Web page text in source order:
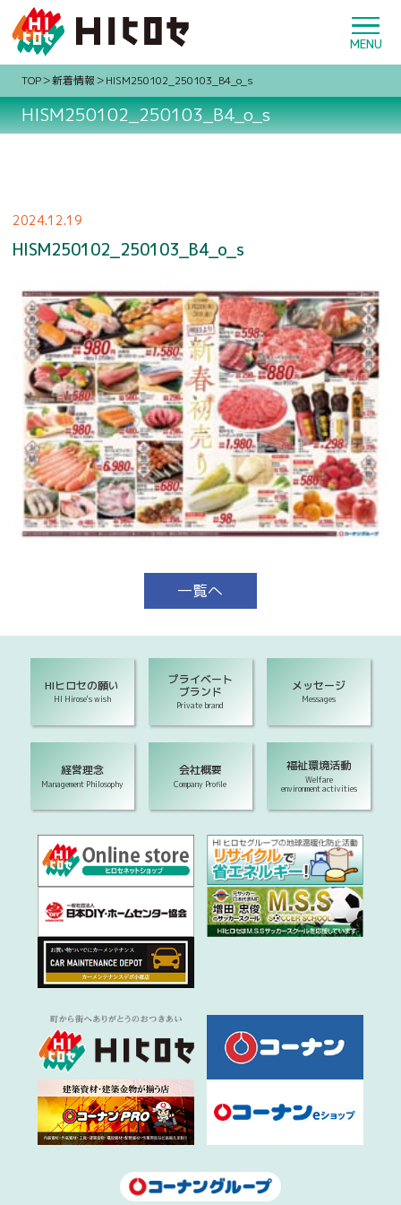
TOP 新着情報 HISM250102_250103_B4_o_s
HISM250102_250103_B4_o_s
2024.12.19
HISM250102_250103_B4_o_s
一覧へ
HIヒロセの願い
HI Hirose's wish
プライベート
ブランド
Private brand
メッセージ
Messages
経営理念
Management Philosophy
会社概要
Company Profile
福祉環境活動
Welfare
environment activities